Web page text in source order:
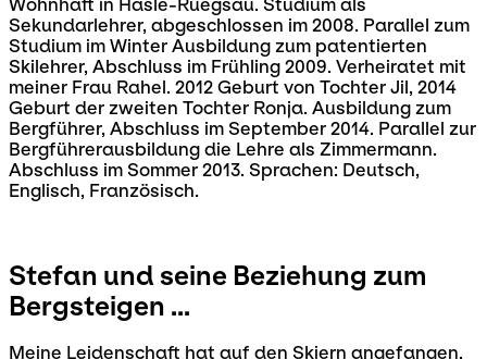
Wohnhaft in Hasle-Rüegsau. Studium als
Sekundarlehrer, abgeschlossen im 2008. Parallel zum
Studium im Winter Ausbildung zum patentierten
Skilehrer, Abschluss im Frühling 2009. Verheiratet mit
meiner Frau Rahel. 2012 Geburt von Tochter Jil, 2014
Geburt der zweiten Tochter Ronja. Ausbildung zum
Bergführer, Abschluss im September 2014. Parallel zur
Bergführerausbildung die Lehre als Zimmermann.
Abschluss im Sommer 2013. Sprachen: Deutsch,
Englisch, Französisch.
Stefan und seine Beziehung zum
Bergsteigen ...
Meine Leidenschaft hat auf den Skiern angefangen.